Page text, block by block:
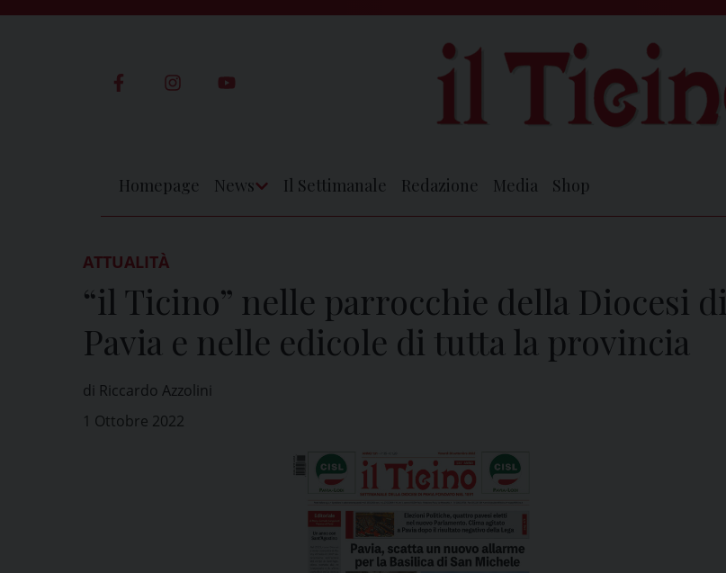
Homepage News Il Settimanale Redazione Media Shop
ATTUALITÀ
“il Ticino” nelle parrocchie della Diocesi di
Pavia e nelle edicole di tutta la provincia
di Riccardo Azzolini
1 Ottobre 2022